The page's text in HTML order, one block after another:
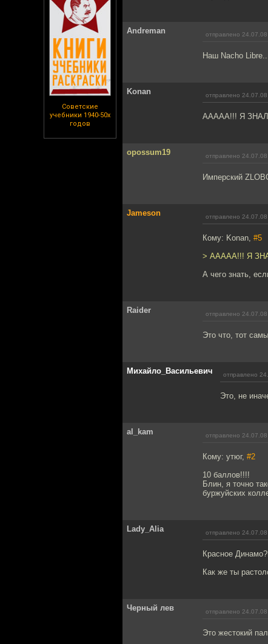
Советские
учебники 1940-50х
годов
Andreman отправлено
Наш Nacho
Konan отправлено
ААААА!!! Я
opossum19 отправлено
Имперский
Jameson отправлено
Кому: Konan, #5
> ААААА!!! Я
А чего знать,
Raider отправлено
Это что, тот
Михайло_Васильевич отправлено
Это, не
al_kam отправлено
Кому: утюг, #2
10 баллов!!!!
Блин, я точно
буржуйских
Lady_Alia отправлено
Красное
Как же ты
Черный лев отправлено 24.07.08
Это жестокий